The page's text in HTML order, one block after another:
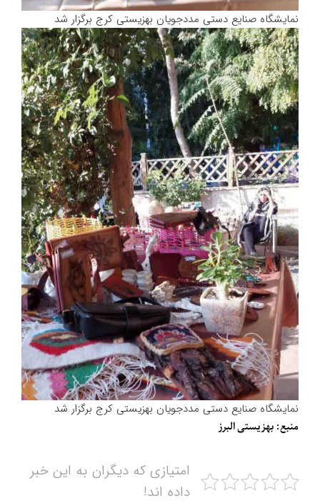
نمایشگاه صنایع دستی مددجویان بهزیستی کرج برگزار شد
نمایشگاه صنایع دستی مددجویان بهزیستی کرج برگزار شد
منبع: بهزیستی البرز
امتیازی که دیگران به این خبر
داده اند!